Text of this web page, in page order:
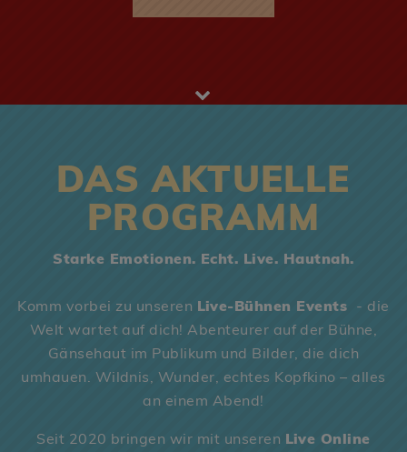
DAS AKTUELLE
PROGRAMM
Starke Emotionen. Echt. Live. Hautnah.
Komm vorbei zu unseren Live-Bühnen Events - die
Welt wartet auf dich! Abenteurer auf der Bühne,
Gänsehaut im Publikum und Bilder, die dich
umhauen. Wildnis, Wunder, echtes Kopfkino – alles
an einem Abend!
Seit 2020 bringen wir mit unseren Live Online